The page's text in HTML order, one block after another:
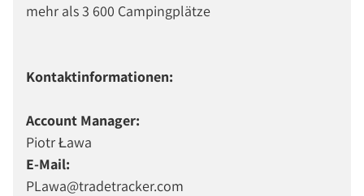
mehr als 3 600 Campingplätze
Kontaktinformationen:
Account Manager:
Piotr Ława
E-Mail:
PLawa@tradetracker.com